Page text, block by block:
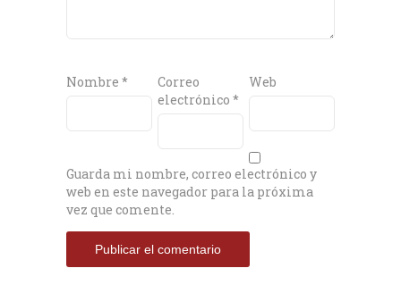
Nombre *
Correo
electrónico *
Web
Guarda mi nombre, correo electrónico y
web en este navegador para la próxima
vez que comente.